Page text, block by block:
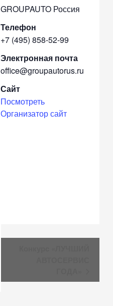
GROUPAUTO Россия
Телефон
+7 (495) 858-52-99
Электронная почта
office@groupautorus.ru
Сайт
Посмотреть
Организатор сайт